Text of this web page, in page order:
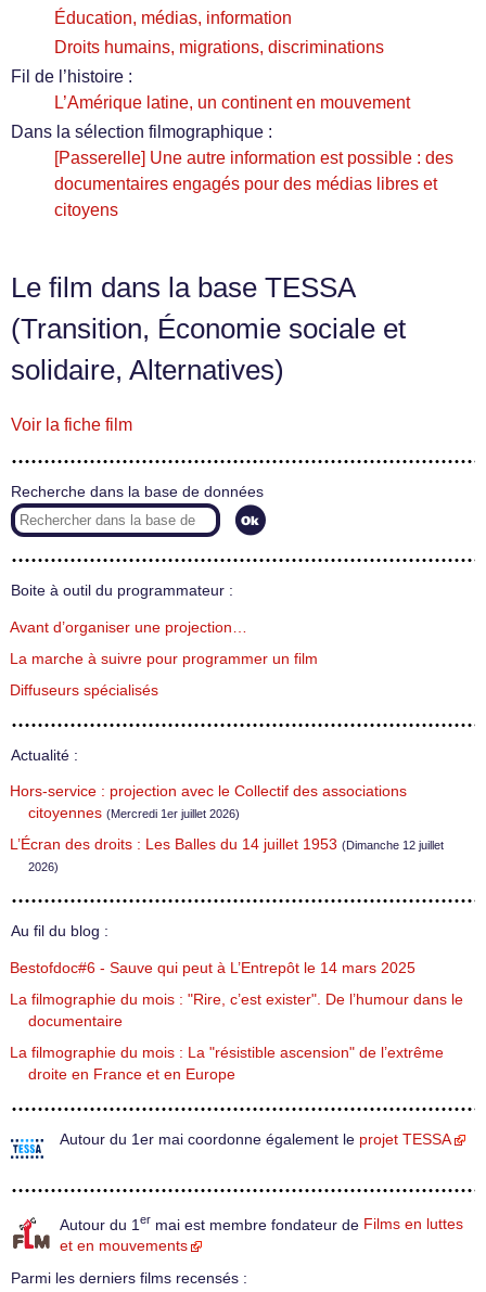
Éducation, médias, information
Droits humains, migrations, discriminations
Fil de l’histoire :
L’Amérique latine, un continent en mouvement
Dans la sélection filmographique :
[Passerelle] Une autre information est possible : des
documentaires engagés pour des médias libres et
citoyens
Le film dans la base TESSA
(Transition, Économie sociale et
solidaire, Alternatives)
Voir la fiche film
Recherche dans la base de données
Boite à outil du programmateur :
Avant d’organiser une projection…
La marche à suivre pour programmer un film
Diffuseurs spécialisés
Actualité :
Hors-service : projection avec le Collectif des associations
citoyennes (Mercredi 1er juillet 2026)
L’Écran des droits : Les Balles du 14 juillet 1953 (Dimanche 12 juillet
2026)
Au fil du blog :
Bestofdoc#6 - Sauve qui peut à L’Entrepôt le 14 mars 2025
La filmographie du mois : "Rire, c’est exister". De l’humour dans le
documentaire
La filmographie du mois : La "résistible ascension" de l’extrême
droite en France et en Europe
Autour du 1er mai coordonne également le projet TESSA
Autour du 1 er mai est membre fondateur de Films en luttes
et en mouvements
Parmi les derniers films recensés :